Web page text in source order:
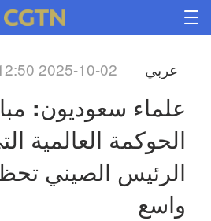
عربي 2025-10-02
واسع